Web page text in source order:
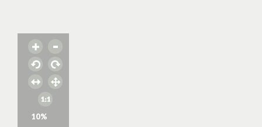
10%